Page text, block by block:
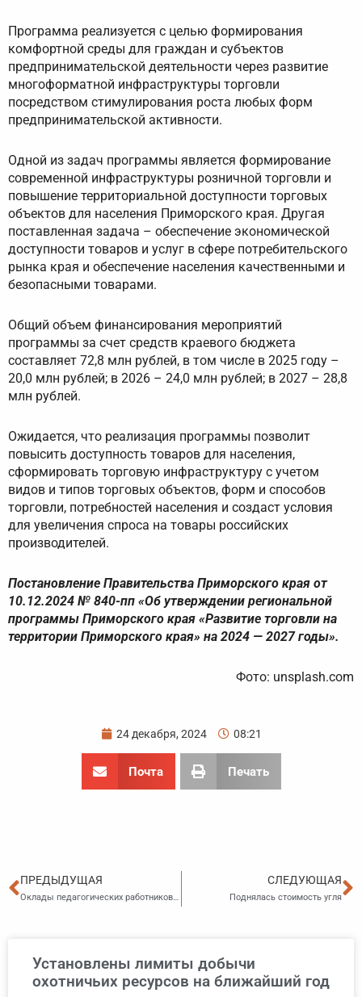
Программа реализуется с целью формирования
комфортной среды для граждан и субъектов
предпринимательской деятельности через развитие
многоформатной инфраструктуры торговли
посредством стимулирования роста любых форм
предпринимательской активности.
Одной из задач программы является формирование
современной инфраструктуры розничной торговли и
повышение территориальной доступности торговых
объектов для населения Приморского края. Другая
поставленная задача – обеспечение экономической
доступности товаров и услуг в сфере потребительского
рынка края и обеспечение населения качественными и
безопасными товарами.
Общий объем финансирования мероприятий
программы за счет средств краевого бюджета
составляет 72,8 млн рублей, в том числе в 2025 году –
20,0 млн рублей; в 2026 – 24,0 млн рублей; в 2027 – 28,8
млн рублей.
Ожидается, что реализация программы позволит
повысить доступность товаров для населения,
сформировать торговую инфраструктуру с учетом
видов и типов торговых объектов, форм и способов
торговли, потребностей населения и создаст условия
для увеличения спроса на товары российских
производителей.
Постановление Правительства Приморского края от
10.12.2024 № 840-пп «Об утверждении региональной
программы Приморского края «Развитие торговли на
территории Приморского края» на 2024 — 2027 годы».
Фото: unsplash.com
24 декабря, 2024 08:21
Почта Печать
Пред
ПРЕДЫДУЩАЯ
Оклады педагогических работников Приморья увеличены
СЛЕДУЮЩАЯ
Поднялась стоимость угля
Установлены лимиты добычи
охотничьих ресурсов на ближайший год